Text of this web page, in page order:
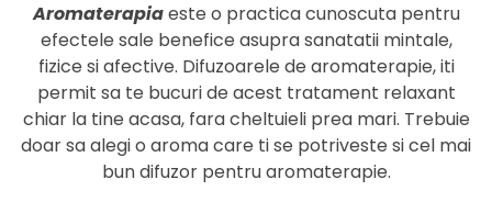
Aromaterapiaeste o practica cunoscuta pentru
efectele sale benefice asupra sanatatii mintale,
fizice si afective. Difuzoarele de aromaterapie, iti
permit sa te bucuri de acest tratament relaxant
chiar la tine acasa, fara cheltuieli prea mari. Trebuie
doar sa alegi o aroma care ti se potriveste si cel mai
bun difuzor pentru aromaterapie.